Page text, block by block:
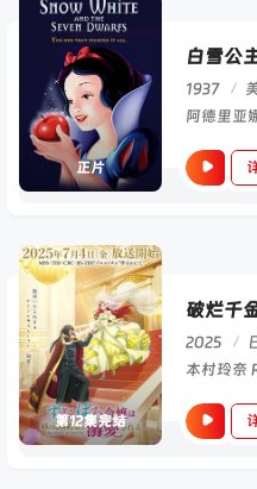
正片
白雪公
1937 /
第12集完结
破烂千
2025 /